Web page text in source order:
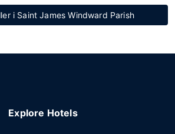
i Saint James Windward Parish
Explore Hotels